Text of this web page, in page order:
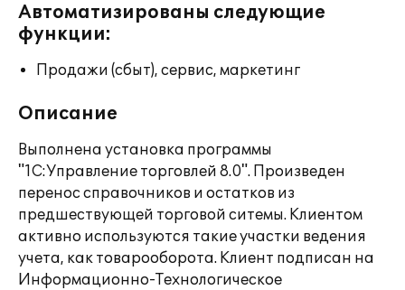
Автоматизированы следующие
функции:
Продажи (сбыт), сервис, маркетинг
Описание
Выполнена установка программы
"1С:Управление торговлей 8.0". Произведен
перенос справочников и остатков из
предшествующей торговой ситемы. Клиентом
активно используются такие участки ведения
учета, как товарооборота. Клиент подписан на
Информационно-Технологическое